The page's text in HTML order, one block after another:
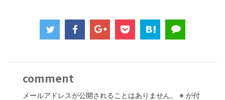
comment
メールアドレスが公開されることはありません。 ※ が付